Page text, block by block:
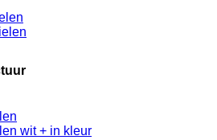
wit + in kleur